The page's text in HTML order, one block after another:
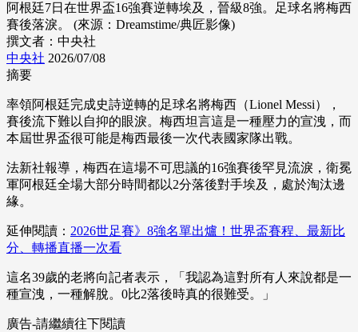
阿根廷7日在世界盃16強賽逆轉埃及，晉級8強。足球名將梅西
賽後落淚。 (來源：Dreamstime/典匠影像)
撰文者：中央社
中央社 2026/07/08
摘要
率領阿根廷完成史詩逆轉的足球名將梅西（Lionel Messi），
賽後流下難以自抑的眼淚。梅西坦言這是一種壓力的宣洩，而
本屆世界盃很可能是梅西最後一次代表國家隊出戰。
法新社報導，梅西在這場不可思議的16強賽後罕見流淚，衛冕
軍阿根廷全場大部分時間都以2分落後對手埃及，處於淘汰邊
緣。
延伸閱讀： 2026世足賽》8強名單出爐！世界盃賽程、最新比
分、轉播直播一次看
這名39歲的老將向記者表示，「我認為這對所有人來說都是一
種宣洩，一種解脫。0比2落後時真的很難受。」
廣告-請繼續往下閱讀